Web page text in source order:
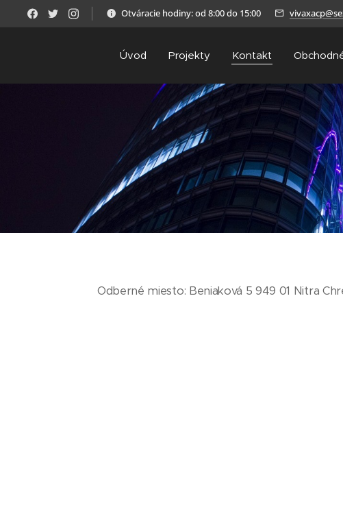
Otváracie hodiny: od 8:00 do 15:00
Úvod Projekty Kontakt
Odberné miesto: Beniaková 5 949 01 Nitra